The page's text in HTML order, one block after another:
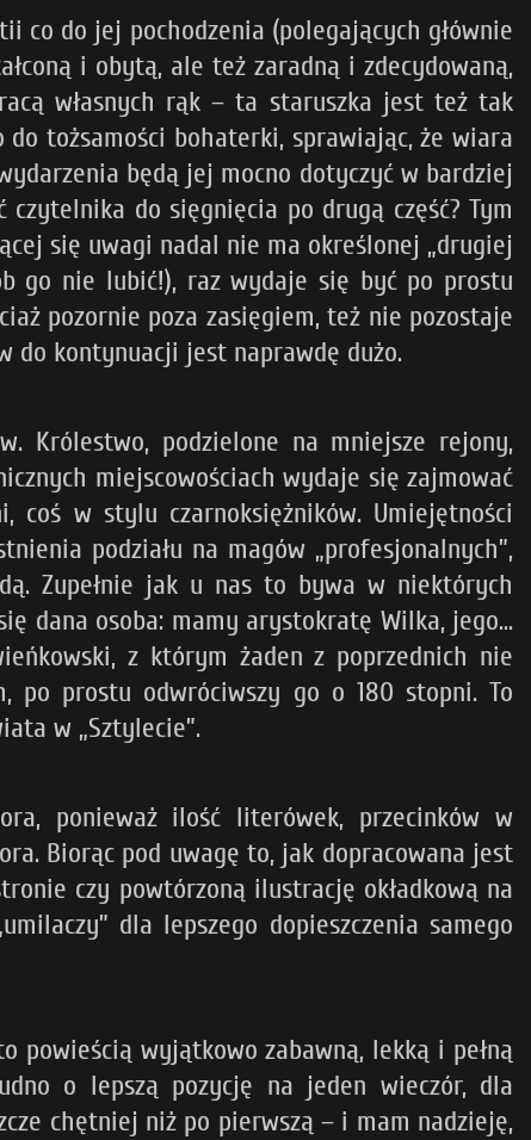
co do jej pochodzenia (polegających głównie
i obytą, ale też zaradną i zdecydowaną,
własnych rąk – ta staruszka jest też tak
tożsamości bohaterki, sprawiając, że wiara
będą jej mocno dotyczyć w bardziej
do sięgnięcia po drugą część? Tym
się uwagi nadal nie ma określonej „drugiej
go nie lubić!), raz wydaje się być po prostu
pozornie poza zasięgiem, też nie pozostaje
do kontynuacji jest naprawdę dużo.
Królestwo, podzielone na mniejsze rejony,
miejscowościach wydaje się zajmować
w stylu czarnoksiężników. Umiejętności
podziału na magów „profesjonalnych”,
Zupełnie jak u nas to bywa w niektórych
dana osoba: mamy arystokratę Wilka, jego...
z którym żaden z poprzednich nie
po prostu odwróciwszy go o 180 stopni. To
w „Sztylecie”.
ponieważ ilość literówek, przecinków w
Biorąc pod uwagę to, jak dopracowana jest
czy powtórzoną ilustrację okładkową na
dla lepszego dopieszczenia samego
powieścią wyjątkowo zabawną, lekką i pełną
o lepszą pozycję na jeden wieczór, dla
chętniej niż po pierwszą – i mam nadzieję,